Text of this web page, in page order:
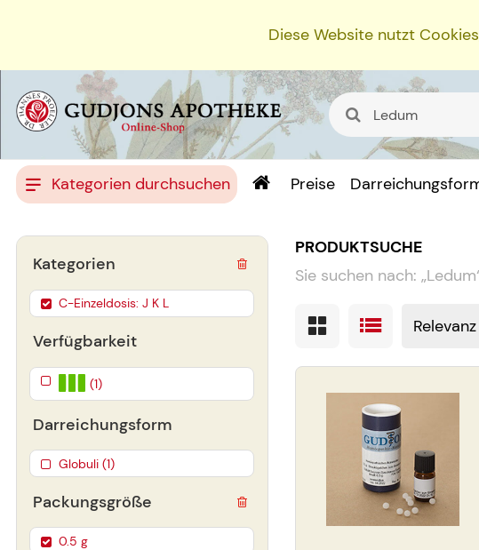
Diese Website nutzt
Kategorien durchsuchen Preise
PRODUKTSUCHE
Sie suchen nach: „Ledum
Verfügbarkeit
(1)
Darreichungsform
Globuli (1)
Packungsgröße
0.5 g
Kategorien
C-Einzeldosis: J K L